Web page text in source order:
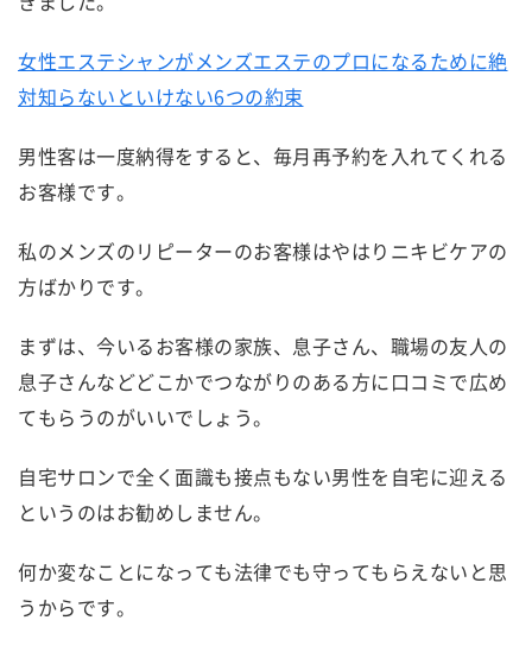
女性エステシャンがメンズエステのプロになるために絶
対知らないといけない6つの約束
男性客は一度納得をすると、毎月再予約を入れてくれる
お客様です。
私のメンズのリピーターのお客様はやはりニキビケアの
方ばかりです。
まずは、今いるお客様の家族、息子さん、職場の友人の
息子さんなどどこかでつながりのある方に口コミで広め
てもらうのがいいでしょう。
自宅サロンで全く面識も接点もない男性を自宅に迎える
というのはお勧めしません。
何か変なことになっても法律でも守ってもらえないと思
うからです。